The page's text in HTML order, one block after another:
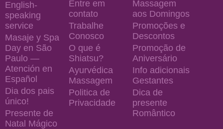
English-
speaking
service
Masaje y Spa
Day en São
Paulo —
Atención en
Español
Dia dos pais
único!
Presente de
Natal Mágico
Entre em
contato
Trabalhe
Conosco
O que é
Shiatsu?
Ayurvédica
Massagem
Politica de
Privacidade
Massagem
aos Domingos
Promoções e
Descontos
Promoção de
Aniversário
Info adicionais
Gestantes
Dica de
presente
Romântico